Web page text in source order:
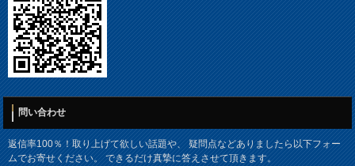
問い合わせ
返信率100％！取り上げて欲しい話題や、 疑問点などありましたら以下フォー
ムでお寄せください。 できるだけ真摯に答えさせて頂きます。